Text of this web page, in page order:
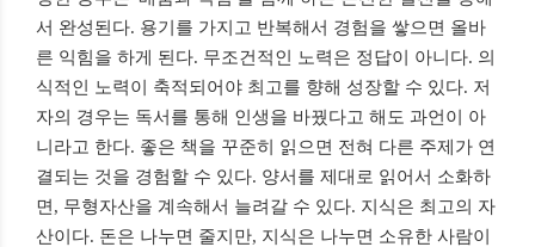
서 완성된다. 용기를 가지고 반복해서 경험을 쌓으면 올바
른 익힘을 하게 된다. 무조건적인 노력은 정답이 아니다. 의
식적인 노력이 축적되어야 최고를 향해 성장할 수 있다. 저
자의 경우는 독서를 통해 인생을 바꿨다고 해도 과언이 아
니라고 한다. 좋은 책을 꾸준히 읽으면 전혀 다른 주제가 연
결되는 것을 경험할 수 있다. 양서를 제대로 읽어서 소화하
면, 무형자산을 계속해서 늘려갈 수 있다. 지식은 최고의 자
산이다. 돈은 나누면 줄지만, 지식은 나누면 소유한 사람이